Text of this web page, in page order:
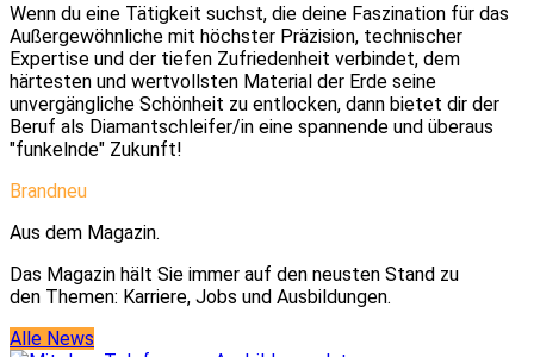
Wenn du eine Tätigkeit suchst, die deine Faszination für das
Außergewöhnliche mit höchster Präzision, technischer
Expertise und der tiefen Zufriedenheit verbindet, dem
härtesten und wertvollsten Material der Erde seine
unvergängliche Schönheit zu entlocken, dann bietet dir der
Beruf als Diamantschleifer/in eine spannende und überaus
"funkelnde" Zukunft!
Brandneu
Aus dem Magazin.
Das Magazin hält Sie immer auf den neusten Stand zu
den Themen: Karriere, Jobs und Ausbildungen.
Alle News